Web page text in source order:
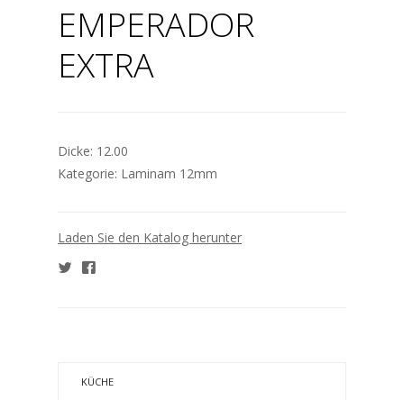
EMPERADOR
EXTRA
Dicke: 12.00
Kategorie: Laminam 12mm
Laden Sie den Katalog herunter
KÜCHE